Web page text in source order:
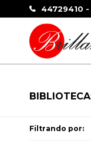
44729410
Filtrando por: